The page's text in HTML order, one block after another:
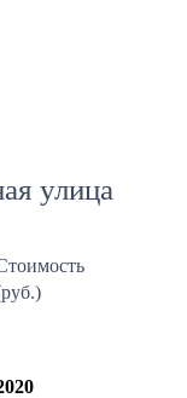
улица